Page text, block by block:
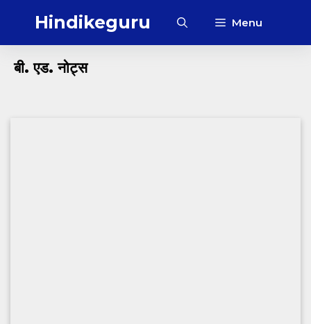
Hindikeguru Menu
बी. एड. नोट्स